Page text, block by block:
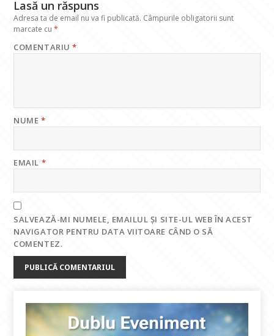
Lasă un răspuns
Adresa ta de email nu va fi publicată. Câmpurile obligatorii sunt
marcate cu*
COMENTARIU*
NUME*
EMAIL *
SALVEAZĂ-MI NUMELE, EMAILUL ȘI SITE-UL WEB ÎN ACEST
NAVIGATOR PENTRU DATA VIITOARE CÂND O SĂ
COMENTEZ.